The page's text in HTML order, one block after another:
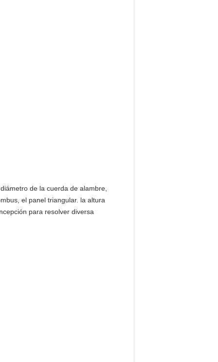
de la cuerda de alambre,
el panel triangular. la altura
para resolver diversa